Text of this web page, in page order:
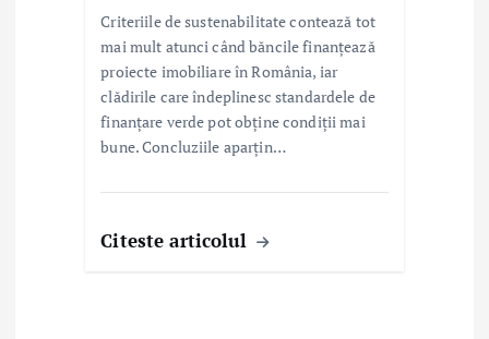
Criteriile de sustenabilitate contează tot
mai mult atunci când băncile finanțează
proiecte imobiliare în România, iar
clădirile care îndeplinesc standardele de
finanțare verde pot obține condiții mai
bune. Concluziile aparțin…
Citeste articolul